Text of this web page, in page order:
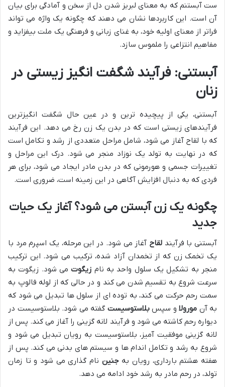
ست آبستنم که به معنای لبریز شدن دل از سخن و آمادگی برای بیان
آن است. این کاربردها نشان می دهند که چگونه یک واژه می تواند
فراتر از معنای اولیه خود، به غنای زبانی و فرهنگی یک ملت بیفزاید و
مفاهیم انتزاعی را ملموس سازد.
آبستنی: فرآیند شگفت انگیز زیستی در
زنان
آبستنی، یکی از پیچیده ترین و در عین حال شگفت انگیزترین
فرآیندهای زیستی است که در بدن یک زن رخ می دهد. این فرآیند
که با لقاح آغاز می شود، شامل مراحل متعددی از رشد و تکامل است
که در نهایت به تولد یک نوزاد منجر می شود. درک این مراحل و
تغییرات جسمی و هورمونی که در بدن مادر ایجاد می شود، برای هر
فردی که به دنبال افزایش آگاهی در این زمینه است، ضروری است.
چگونه یک زن آبستن می شود؟ آغاز یک حیات
جدید
آبستنی با فرآیندلقاح آغاز می شود. در این مرحله، یک اسپرم مرد با
یک تخمک زن که از تخمدان آزاد شده، ترکیب می شود. این ترکیب
منجر به تشکیل یک سلول واحد به نام زیگوت می شود. زیگوت به
سرعت شروع به تقسیم شدن می کند و در حالی که از لوله فالوپ به
سمت رحم حرکت می کند، به توده ای از سلول ها تبدیل می شود که
به آن مورولا و سپسبلاستوسیست گفته می شود. بلاستوسیست در
دیواره رحم کاشته می شود و فرآیند لانه گزینی را آغاز می کند. پس از
لانه گزینی موفقیت آمیز، بلاستوسیست به رویان تبدیل می شود و
شروع به رشد و تکامل اندام ها و سیستم های بدنی می کند. پس از
هفته هشتم بارداری، رویان بهجنین نام گذاری می شود و تا زمان
تولد، در رحم مادر به رشد خود ادامه می دهد.